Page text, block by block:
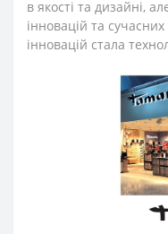
в якості та дизайні,
інновацій та
інновацій стала